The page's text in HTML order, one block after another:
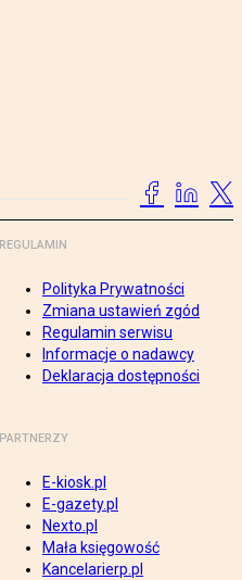
REGULAMIN
Polityka Prywatności
Zmiana ustawień zgód
Regulamin serwisu
Informacje o nadawcy
Deklaracja dostępności
PARTNERZY
E-kiosk.pl
E-gazety.pl
Nexto.pl
Mała księgowość
Kancelarierp.pl